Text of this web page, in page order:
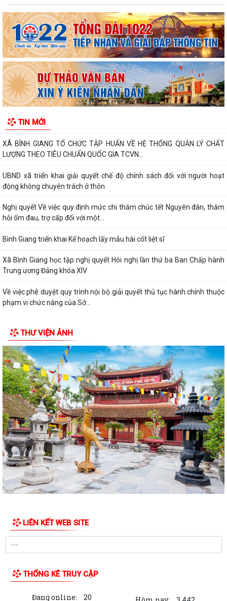
TIN MỚI
kiện cung cấp DVCTT trên Cổng Dịch vụ...
Xã Bình Giang tổ chức lấy mẫu ADN tại các phần mộ liệt sĩ chưa xác
định được thông tin
Công khai Nghị Quyết quy định về lệ phí đăng ký kinh doanh trên địa
bàn thành phố Hải Phòng
Về việc công khai danh mục thủ tục hành chính được sửa đổi, bổ sung,
bị bãi bỏ thuộc phạm vi chức...
Kết quả giải quyết thủ tục hành chính tháng 7 năm 2026
XÃ BÌNH GIANG TỔ CHỨC TẬP HUẤN VỀ HỆ THỐNG QUẢN LÝ CHẤT
LƯỢNG THEO TIÊU CHUẨN QUỐC GIA TCVN...
UBND xã triển khai giải quyết chế độ chính sách đối với người hoạt
động không chuyên trách ở thôn
Nghị quyết Về việc quy định mức chi thăm chúc tết Nguyên đán, thăm
hỏi ốm đau, trợ cấp đối với một...
Bình Giang triển khai Kế hoạch lấy mẫu hài cốt liệt sĩ
Xã Bình Giang học tập nghị quyết Hôi nghị lần thứ ba Ban Chấp hành
Trung ương Đảng khóa XIV
Về việc phê duyệt quy trình nội bộ giải quyết thủ tục hành chính thuộc
phạm vi chức năng của Sở...
phạm vi, chức năng quản lý...
Quyết định Về việc kiện toàn Ban chỉ đạo áp dụng, duy trì, cải tiến và
công bố Hệ thống quản lý...
ĐỜI ĐỜI GHI NHỚ CÔNG ƠN CÁC ANH HÙNG LIỆT SĨ, THƯƠNG BINH,
BỆNH BINH VÀ NGƯỜI CÓ CÔNG VỚI CÁCH MẠNG
Về việc công khai danh mục thủ tục hành chính bị bãi bỏ thuộc phạm vi
chức năng của Sở Nông nghiệp...
THẮP SÁNG NGỌN NẾN TRI ÂN – XÃ BÌNH GIANG LAN TỎA ĐẠO LÝ
"UỐNG NƯỚC NHỚ NGUỒN"
Tìm hiểu Luật số 132/2025/QH15 sửa đổi, bổ sung một số điều của
Luật Phòng, chống tham nhũng, có...
NĂM) HĐND XÃ BÌNH GIANG KHÓA II, NHIỆM...
Về việc công khai thủ tục hành chính nội bộ ban hành mới lĩnh vực điện
Tuyên truyền, hướng dẫn người dân sử dụng VNeID, dịch vụ công trực
THƯ VIỆN ẢNH
LIÊN KẾT WEB SITE
THỐNG KÊ TRUY CẬP
Đang online: 20